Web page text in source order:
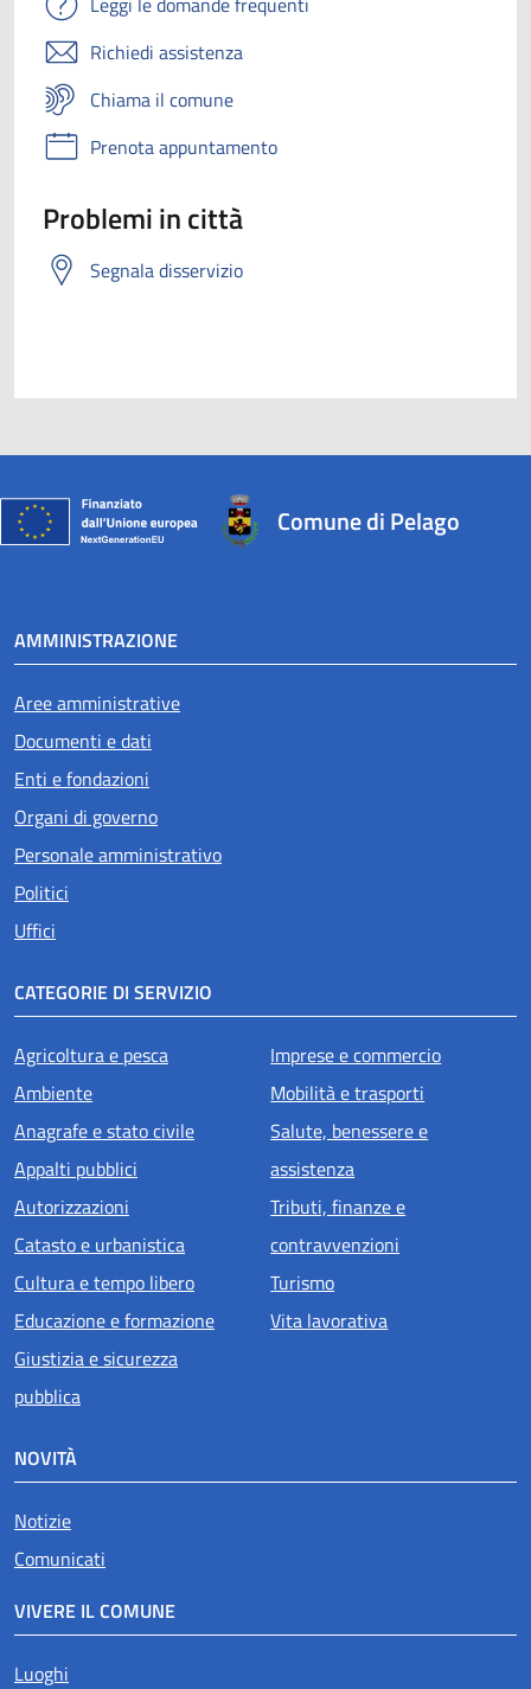
Richiedi assistenza
Chiama il comune
Prenota appuntamento
Problemi in città
Segnala disservizio
Comune di Pelago
AMMINISTRAZIONE
Aree amministrative
Documenti e dati
Enti e fondazioni
Organi di governo
Personale amministrativo
Politici
Uffici
CATEGORIE DI SERVIZIO
Agricoltura e pesca
Ambiente
Anagrafe e stato civile
Appalti pubblici
Autorizzazioni
Catasto e urbanistica
Cultura e tempo libero
Educazione e formazione
Giustizia e sicurezza
pubblica
Imprese e commercio
Mobilità e trasporti
Salute, benessere e
assistenza
Tributi, finanze e
contravvenzioni
Turismo
Vita lavorativa
NOVITÀ
Notizie
Comunicati
VIVERE IL COMUNE
Luoghi